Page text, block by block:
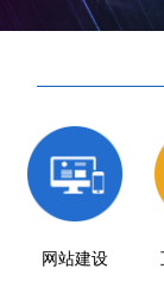
网站建设